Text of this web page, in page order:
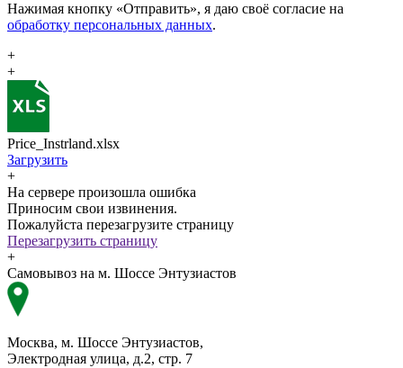
Нажимая кнопку «Отправить», я даю своё согласие на
обработку персональных данных.
+
+
Price_Instrland.xlsx
Загрузить
+
На сервере произошла ошибка
Приносим свои извинения.
Пожалуйста перезагрузите страницу
Перезагрузить страницу
+
Самовывоз на м. Шоссе Энтузиастов
Москва, м. Шоссе Энтузиастов,
Электродная улица, д.2, стр. 7